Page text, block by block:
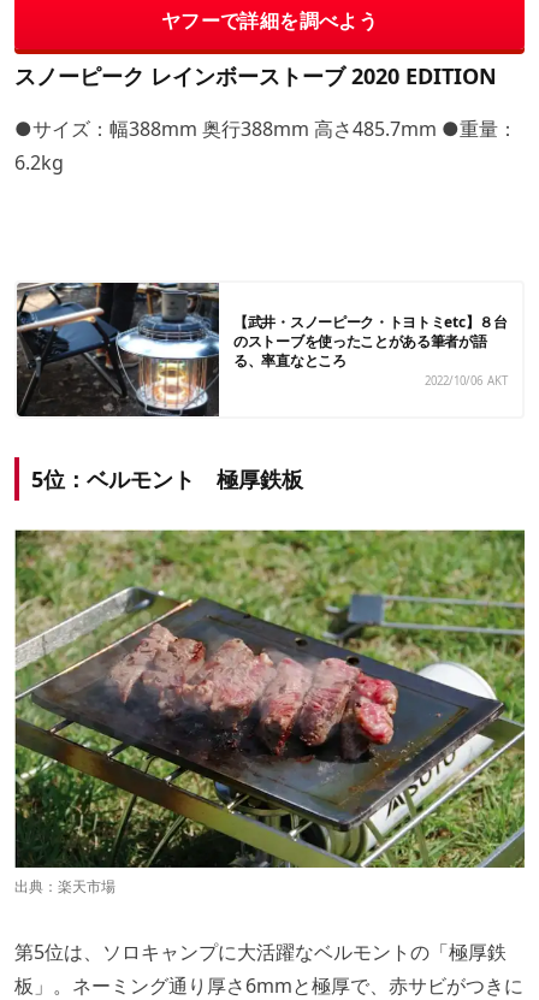
ヤフーで詳細を調べよう
スノーピーク レインボーストーブ 2020 EDITION
●サイズ：幅388mm 奥行388mm 高さ485.7mm ●重量：
6.2kg
【武井・スノーピーク・トヨトミetc】８台
のストーブを使ったことがある筆者が語
る、率直なところ
2022/10/06 AKT
5位：ベルモント 極厚鉄板
出典： 楽天市場
第5位は、ソロキャンプに大活躍なベルモントの「極厚鉄
板」。ネーミング通り厚さ6mmと極厚で、赤サビがつきに